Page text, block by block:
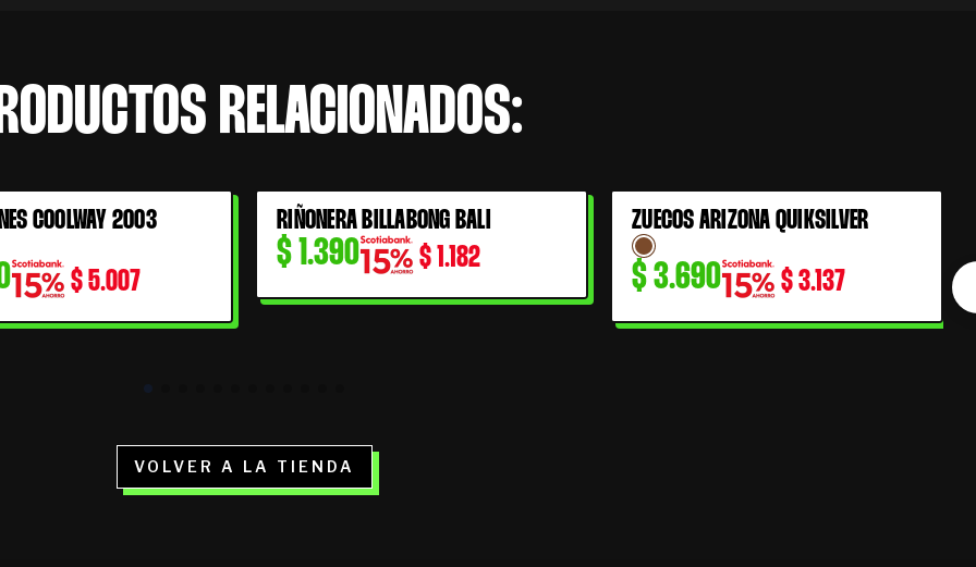
RELACIONADOS:
COOLWAY 2003
$5.007
RIÑONERA BILLABONG BALI
$ 1.390 $ 1.182
ZUECOS ARIZONA QUIKSILVER
$3.690 $3.137
VOLVER A LA TIENDA